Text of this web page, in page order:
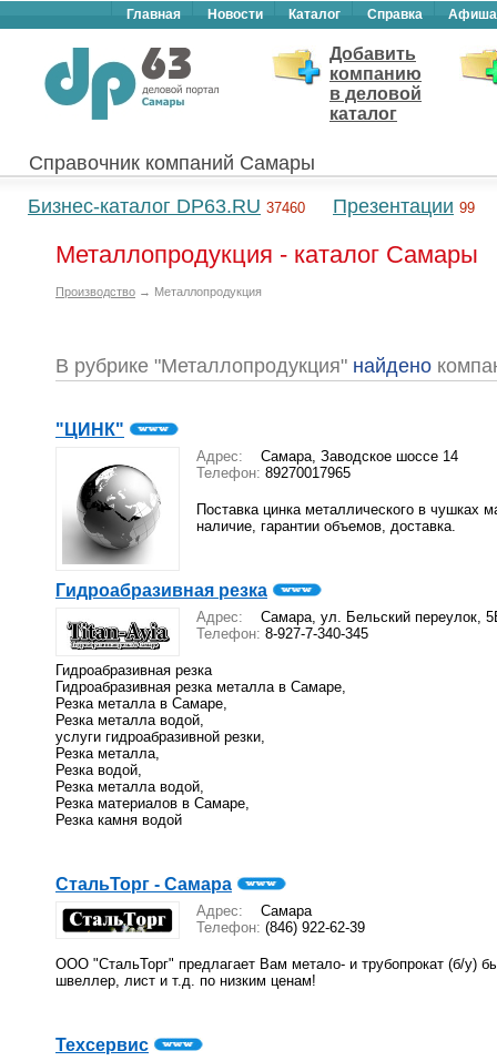
Главная Новости Каталог Справка Афиша
Добавить
компанию
в деловой
каталог
Справочник компаний Самары
Бизнес-каталог DP63.RU 37460 Презентации 99
Металлопродукция - каталог Самары
Производство → Металлопродукция
В рубрике "Металлопродукция" найдено
"ЦИНК"
Адрес:
Самара, Заводское шоссе 14
Телефон: 89270017965
Поставка цинка металлического в чушках
наличие, гарантии объемов, доставка.
Гидроабразивная резка
Адрес:
Самара, ул. Бельский переулок,
Телефон: 8-927-7-340-345
Гидроабразивная резка
Гидроабразивная резка металла в Самаре,
Резка металла в Самаре,
Резка металла водой,
услуги гидроабразивной резки,
Резка металла,
Резка водой,
Резка металла водой,
Резка материалов в Самаре,
Резка камня водой
СтальТорг - Самара
Адрес:
Самара
Телефон: (846) 922-62-39
ООО "СтальТорг" предлагает Вам метало- и трубопрокат (б/у)
швеллер, лист и т.д. по низким ценам!
Техсервис